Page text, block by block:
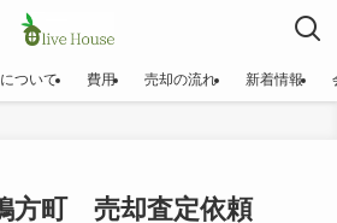
ついて 費用 売却の流れ 新着情報
方町 売却査定依頼